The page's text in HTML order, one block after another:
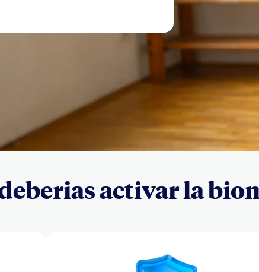
deberias activar la